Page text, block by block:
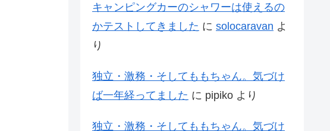
キャンピングカーのシャワーは使えるの
かテストしてきました に solocaravan よ
り
独立・激務・そしてももちゃん。気づけ
ば一年経ってました に pipiko より
独立・激務・そしてももちゃん。気づけ